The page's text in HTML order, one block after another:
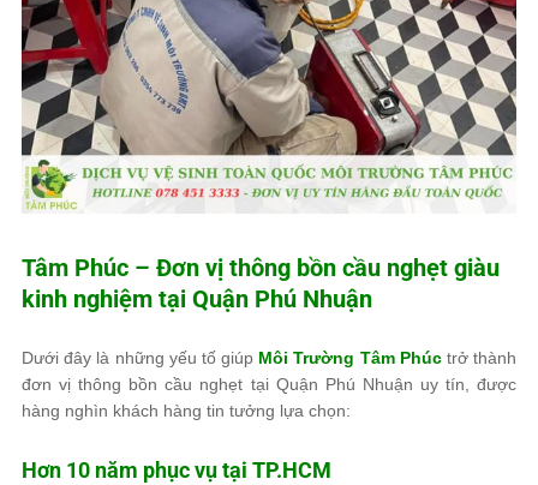
Tâm Phúc – Đơn vị thông bồn cầu nghẹt giàu
kinh nghiệm tại Quận Phú Nhuận
Dưới đây là những yếu tố giúp Môi Trường Tâm Phúctrở thành
đơn vị thông bồn cầu nghẹt tại Quận Phú Nhuận uy tín, được
hàng nghìn khách hàng tin tưởng lựa chọn:
Hơn 10 năm phục vụ tại TP.HCM